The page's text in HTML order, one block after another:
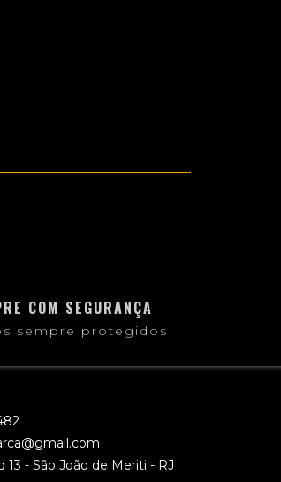
COM SEGURANÇA
sempre protegidos
13 - São João de Meriti - RJ